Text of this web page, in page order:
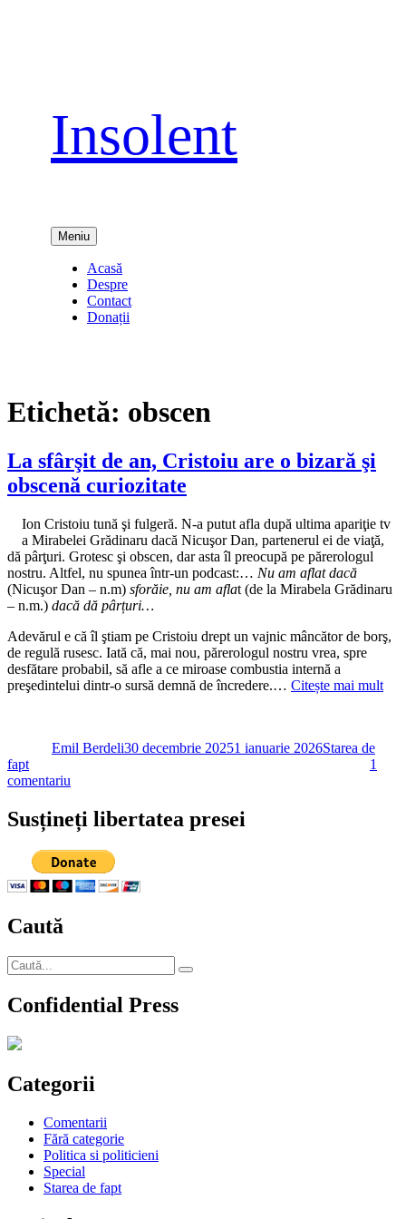
Insolent
Meniu
Acasă
Despre
Contact
Donații
Etichetă: obscen
La sfârşit de an, Cristoiu are o bizară şi
obscenă curiozitate
Ion Cristoiu tună şi fulgeră. N-a putut afla după ultima apariţie tv
a Mirabelei Grădinaru dacă Nicuşor Dan, partenerul ei de viaţă,
dă pârţuri. Grotesc şi obscen, dar asta îl preocupă pe părerologul
nostru. Altfel, nu spunea într-un podcast:… Nu am aflat dacă
(Nicuşor Dan – n.m) sforăie, nu am aflat (de la Mirabela Grădinaru
– n.m.) dacă dă pârțuri…
Adevărul e că îl ştiam pe Cristoiu drept un vajnic mâncător de borş,
de regulă rusesc. Iată că, mai nou, părerologul nostru vrea, spre
desfătare probabil, să afle a ce miroase combustia internă a
preşedintelui dintr-o sursă demnă de încredere.… Citește mai mult
Emil Berdeli30 decembrie 20251 ianuarie 2026Starea de
fapt
1
comentariu
sfârşit
de
Cristoiu
are
o
curiozitate
Susțineți libertatea presei
Caută
Caută
după:
Căutare
Confidential Press
Categorii
Comentarii
Fără categorie
Politica si politicieni
Special
Starea de fapt